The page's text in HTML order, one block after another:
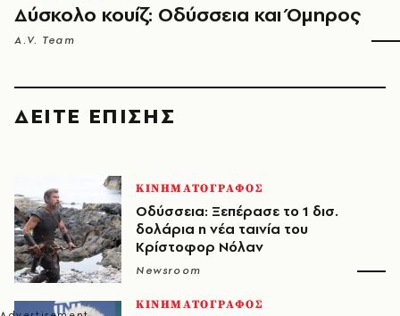
Δύσκολο κουίζ: Οδύσσεια και Όμηρος
A.V. Team
ΔΕΙΤΕ ΕΠΙΣΗΣ
ΚΙΝΗΜΑΤΟΓΡΑΦΟΣ
Οδύσσεια: Ξεπέρασε το 1 δισ.
δολάρια η νέα ταινία του
Κρίστοφορ Νόλαν
Newsroom
ΚΙΝΗΜΑΤΟΓΡΑΦΟΣ